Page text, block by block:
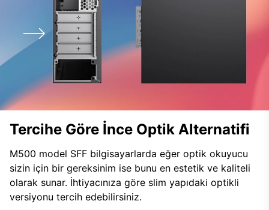
Tercihe Göre İnce Optik Alternatifi
M500 model SFF bilgisayarlarda eğer optik okuyucu
sizin için bir gereksinim ise bunu en estetik ve kaliteli
olarak sunar. İhtiyacınıza göre slim yapıdaki optikli
versiyonu tercih edebilirsiniz.